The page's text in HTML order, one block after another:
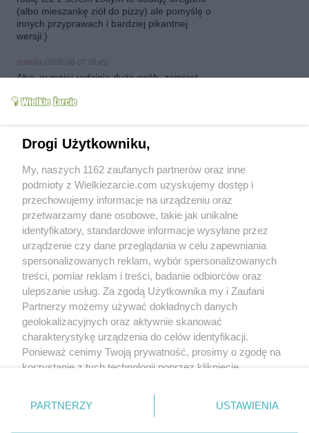
(albo mieszankę ziół do pizzy) ale pomyślę o
innych przyprawach i bardziej pikantnej
wersji:)
nutella (2006-08-07 16:45)
Aha- w mojej rodzinie dużo osób, zamiast
A to moje dzisiejsze śniadanie
Łasuch:) (2010-08-05 14:59)
Hm... Zachęcił mnie ten przepis, ponieważ
lubie takie kuchenne 'wybryki'.
Spróbowałam... I powiem szczerze, że trochę
się zawiodłam. Chyba niezbyt pasuje mi to
połączenie. Cóż, dla każdego coś dobrego.
Ale dla mnie chyba nie koniecznie to
Pozdrawiam ciepło.
Drogi Użytkowniku,
My, naszych 1162 zaufanych partnerów oraz inne
podmioty z Wielkiezarcie.com uzyskujemy dostęp i
przechowujemy informacje na urządzeniu oraz
przetwarzamy dane osobowe, takie jak unikalne
identyfikatory, standardowe informacje wysyłane przez
urządzenie czy dane przeglądania w celu zapewniania
spersonalizowanych reklam, wybór spersonalizowanych
treści, pomiar reklam i treści, badanie odbiorców oraz
ulepszanie usług. Za zgodą Użytkownika my i Zaufani
Partnerzy możemy używać dokładnych danych
geolokalizacyjnych oraz aktywnie skanować
charakterystykę urządzenia do celów identyfikacji.
Ponieważ cenimy Twoją prywatność, prosimy o zgodę na
korzystanie z tych technologii poprzez kliknięcie
zmienić/wycofać klikając przycisk ustawień prywatności
znajdujący się w lewym dolnym rogu strony
rodzaje przetwarzania danych nie wymagają zgody
PARTNERZY USTAWIENIA